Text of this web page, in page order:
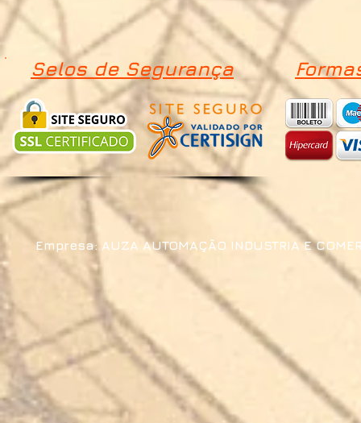
Selos de Segurança
Empresa: AUZA AUTOMAÇÃO INDUSTRIA E